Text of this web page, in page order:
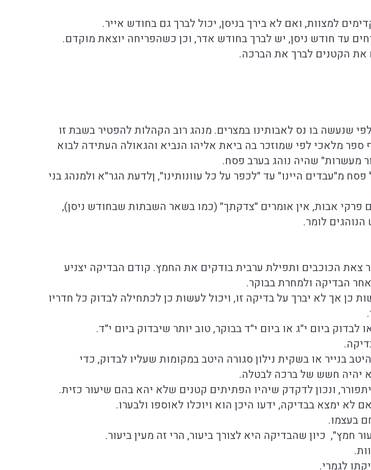
למצוות, ואם לא בירך בניסן, יכול לברך גם בחודש אייר.
עד חודש ניסן, יש לברך בחודש אדר, וכן כשהפריחה יוצאת מוקדם.
את הקטנים לברך את הברכה.
שנעשה בו נס לאבותינו במצרים. מנהג רוב הקהלות להפטיר בשבת זו
ספר מלאכי לפי שמוזכר בה ביאת אליהו הנביא והגאולה העתידה לבוא
מעשרות" שהיה נוהג בערב פסח.
מ"עבדים היינו" עד "לכפר על כל עוונותינו", ןלדעת הגר"א ולמנהג בני
פרקי אבות, אין אומרים "צדקתך" (כמו בשאר השבתות שבחודש ניסן),
הנוהגים לומר.
צאת הכוכבים ותפילת ערבית בודקים את החמץ. קודם הבדיקה יצניע
הבדיקה ולמחרת בבוקר.
כן אך לא יברך על בדיקה זו, ויכול לעשות כן לכתחילה לבדוק כל חדריו
ביום י"ג או ביום י"ד בבוקר, טוב יותר שיבדוק ביום י"ד.
בנייר או בשקית נילון סגורה היטב במקומות שעליו לבדוק, כדי
יהיה חשש של ברכה לבטלה.
ונכון לדקדק שיהיו הפתיתים קטנים שלא יהא בהם שיעור כזית.
לא ימצא בבדיקה, ידעו היכן הוא ויוכלו לאוספו ולבערו.
בעצמו.
חמץ", כיון שהבדיקה היא לצורך ביעור, הרי זה מעין ביעור.
לגמרי.